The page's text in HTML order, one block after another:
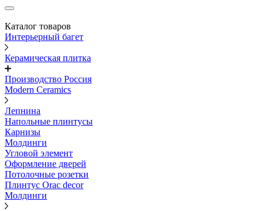
Каталог товаров
Интерьерный багет
Керамическая плитка
Производство Россия
Modern Ceramics
Лепнина
Напольные плинтусы
Карнизы
Молдинги
Угловой элемент
Оформление дверей
Потолочные розетки
Плинтус Orac decor
Молдинги